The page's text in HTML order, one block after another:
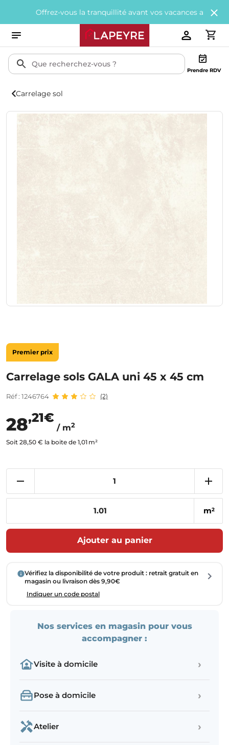
Offrez-vous la tranquillité avant vos vacances avec200€ offerts
Prendre RDV
Carrelage sol
Premier prix
Carrelage sols GALA uni 45 x 45 cm
Réf : 1246764 (2)
28,21€
/ m2
Soit 28,50 € la boite de 1,01 m²
m2
Ajouter au panier
Vérifiez la disponibilité de votre produit : retrait gratuit en
magasin ou livraison dès 9,90€
Indiquer un code postal
Nos services en magasin pour vous
accompagner :
Visite à domicile ›
Pose à domicile ›
Atelier ›